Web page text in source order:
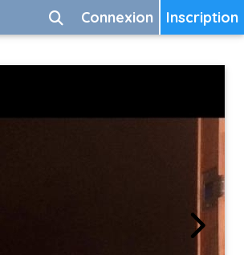
Inscription
Connexion